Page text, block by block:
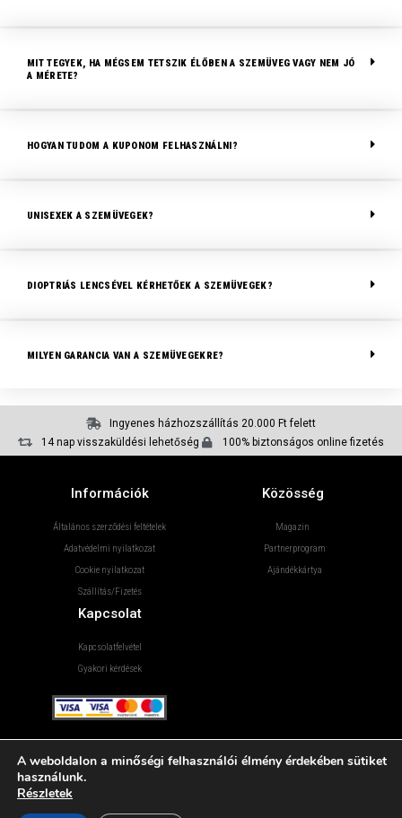
MIT TEGYEK, HA MÉGSEM TETSZIK ÉLŐBEN A SZEMÜVEG VAGY NEM JÓ
A MÉRETE?
HOGYAN TUDOM A KUPONOM FELHASZNÁLNI?
UNISEXEK A SZEMÜVEGEK?
DIOPTRIÁS LENCSÉVEL KÉRHETŐEK A SZEMÜVEGEK?
MILYEN GARANCIA VAN A SZEMÜVEGEKRE?
Ingyenes házhozszállítás 20.000 Ft felett
14 nap visszaküldési lehetőség
100% biztonságos online fizetés
Információk
Általános szerződési feltételek
Adatvédelmi nyilatkozat
Cookie nyilatkozat
Szállítás/Fizetés
Közösség
Magazin
Partnerprogram
Ajándékkártya
Kapcsolat
Kapcsolatfelvétel
Gyakori kérdések
A weboldalon a minőségi felhasználói élmény érdekében sütiket
használunk.
Részletek